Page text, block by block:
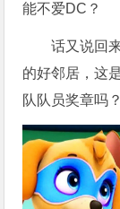
能不爱DC？
话又说回
的好邻居，这
队队员奖章吗？